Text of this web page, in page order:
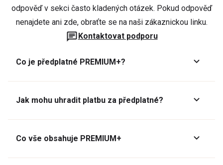
odpověď v sekci často kladených otázek. Pokud odpověď
nenajdete ani zde, obraťte se na naši zákaznickou linku.
Kontaktovat podporu
Co je předplatné PREMIUM+?
Jak mohu uhradit platbu za předplatné?
Co vše obsahuje PREMIUM+